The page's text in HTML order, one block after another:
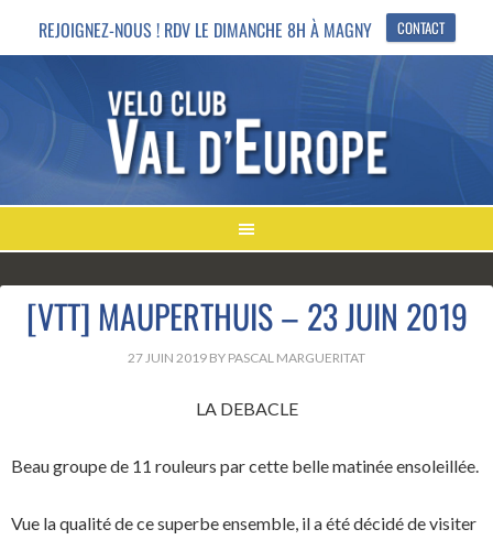
REJOIGNEZ-NOUS ! RDV LE DIMANCHE 8H À MAGNY CONTACT
[VTT] MAUPERTHUIS – 23 JUIN 2019
27 JUIN 2019 BY PASCAL MARGUERITAT
LA DEBACLE
Beau groupe de 11 rouleurs par cette belle matinée ensoleillée.
Vue la qualité de ce superbe ensemble, il a été décidé de visiter